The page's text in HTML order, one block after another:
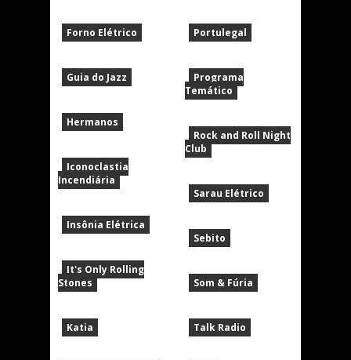
Forno Elétrico
Guia do Jazz
Hermanos
Iconoclastia
Incendiária
Insônia Elétrica
It's Only Rolling
Stones
Katia
Portulegal
Programa
Temático
Rock and Roll Night
Club
Sarau Elétrico
Sebito
Som & Fúria
Talk Radio